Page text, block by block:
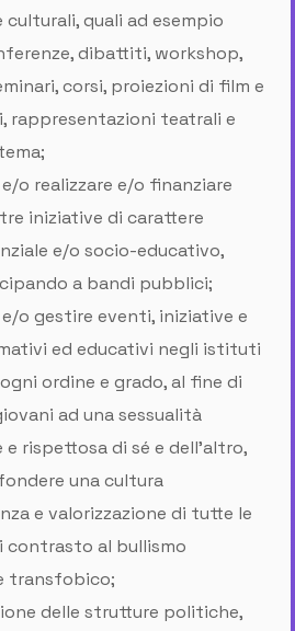
quali ad esempio
dibattiti, workshop,
corsi, proiezioni di film e
rappresentazioni teatrali e
o realizzare e/o finanziare
iniziative di carattere
e/o socio-educativo,
a bandi pubblici;
o gestire eventi, iniziative e
ed educativi negli istituti
ordine e grado, al fine di
ad una sessualità
rispettosa di sé e dell’altro,
una cultura
e valorizzazione di tutte le
contrasto al bullismo
transfobico;
delle strutture politiche,